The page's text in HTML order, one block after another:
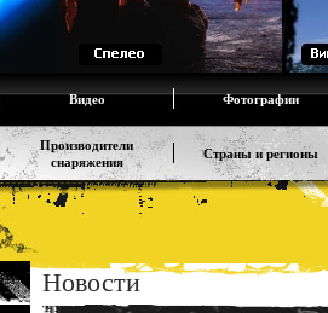
Видео Фотографии
Производители
снаряжения
Страны и регионы
Новости